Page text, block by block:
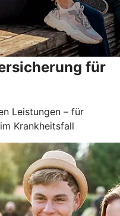
für
Leistungen – für
Krankheitsfall